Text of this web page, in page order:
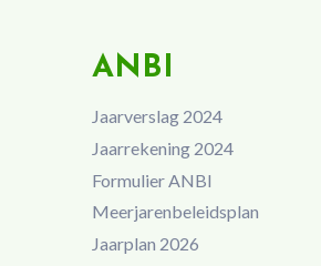
ANBI
Jaarverslag 2024
Jaarrekening 2024
Formulier ANBI
Meerjarenbeleidsplan
Jaarplan 2026